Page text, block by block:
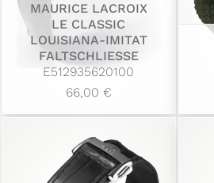
MAURICE LACROIX
LE CLASSIC
LOUISIANA-IMITAT
FALTSCHLIESSE
E512935620100
66,00 €